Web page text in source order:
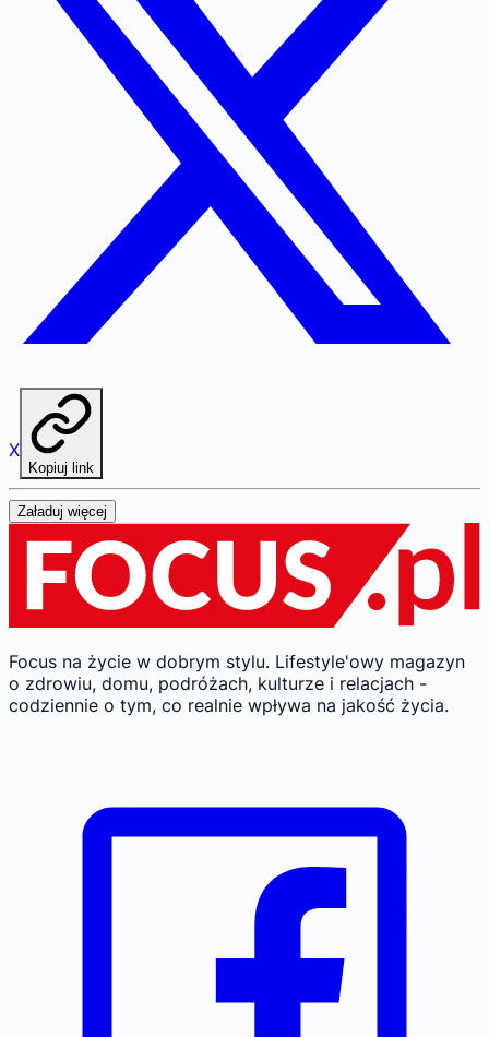
X
Kopiuj link
Załaduj więcej
Focus na życie w dobrym stylu. Lifestyle'owy magazyn
o zdrowiu, domu, podróżach, kulturze i relacjach -
codziennie o tym, co realnie wpływa na jakość życia.